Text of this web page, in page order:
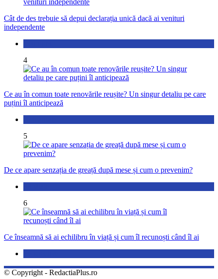
Cât de des trebuie să depui declarația unică dacă ai venituri
independente
4
Ce au în comun toate renovările reușite? Un singur detaliu pe care
puțini îl anticipează
5
De ce apare senzația de greață după mese și cum o prevenim?
6
Ce înseamnă să ai echilibru în viață și cum îl recunoști când îl ai
© Copyright - RedactiaPlus.ro